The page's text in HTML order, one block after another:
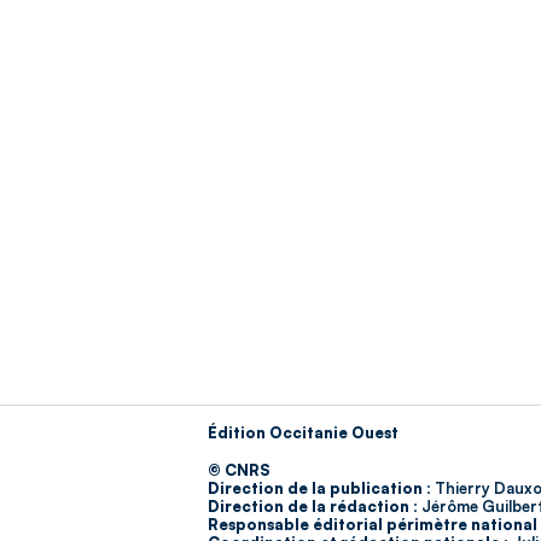
Édition Occitanie Ouest
© CNRS
Direction de la publication : Thierry
Direction de la rédaction : Jérôme
Responsable éditorial périmètre national